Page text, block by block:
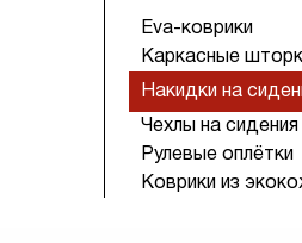
Eva-коврики
Каркасные
Накидки на
Чехлы на сидения
Рулевые оплётки
Коврики из